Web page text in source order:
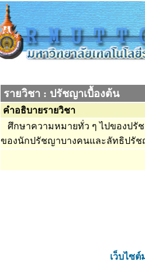
รายวิชา : ปรัชญาเบื้องต้น
คำอธิบายรายวิชา
ศึกษาความหมายทั่ว ๆ ไปของปรั
ของนักปรัชญาบางคนและลัทธิปรั
เว็บไซ